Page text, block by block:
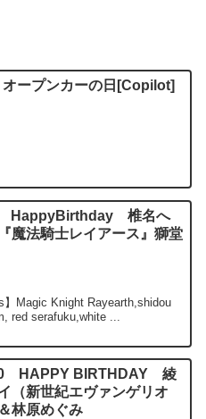
ープンカーの日[Copilot]
HappyBirthday 椎名へ
魔法騎士レイアース』獅堂
Magic Knight Rayearth,shidou
red serafuku,white ...
HAPPY BIRTHDAY 綾
（新世紀エヴァンゲリオ
林原めぐみ